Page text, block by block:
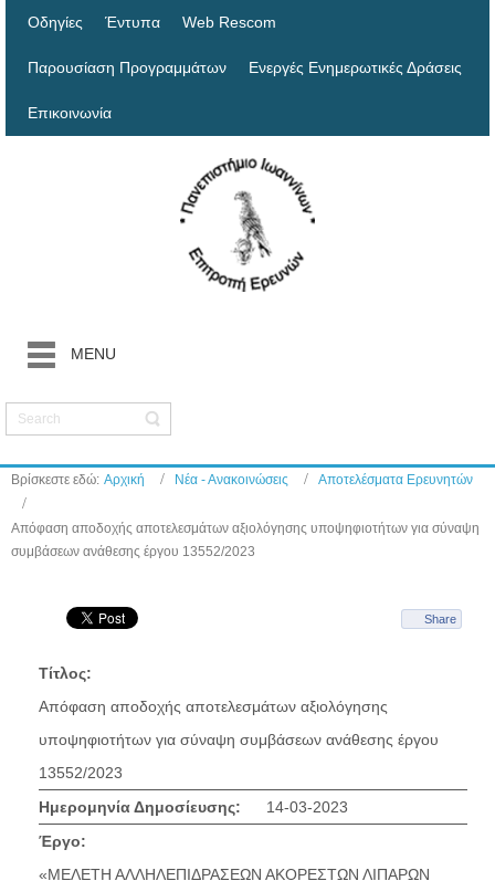
Οδηγίες Έντυπα Web Rescom
Παρουσίαση Προγραμμάτων Ενεργές Ενημερωτικές Δράσεις
Επικοινωνία
MENU
Βρίσκεστε εδώ: Αρχική Νέα - Ανακοινώσεις Αποτελέσματα Ερευνητών
Απόφαση αποδοχής αποτελεσμάτων αξιολόγησης υποψηφιοτήτων για σύναψη
συμβάσεων ανάθεσης έργου 13552/2023
Share
Τίτλος:
Απόφαση αποδοχής αποτελεσμάτων αξιολόγησης
υποψηφιοτήτων για σύναψη συμβάσεων ανάθεσης έργου
13552/2023
Ημερομηνία Δημοσίευσης:
14-03-2023
Έργο:
«ΜΕΛΕΤΗ ΑΛΛΗΛΕΠΙΔΡΑΣΕΩΝ ΑΚΟΡΕΣΤΩΝ ΛΙΠΑΡΩΝ